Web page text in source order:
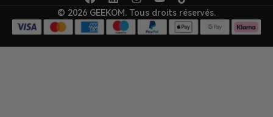
© 2026 GEEKOM. Tous droits réservés.